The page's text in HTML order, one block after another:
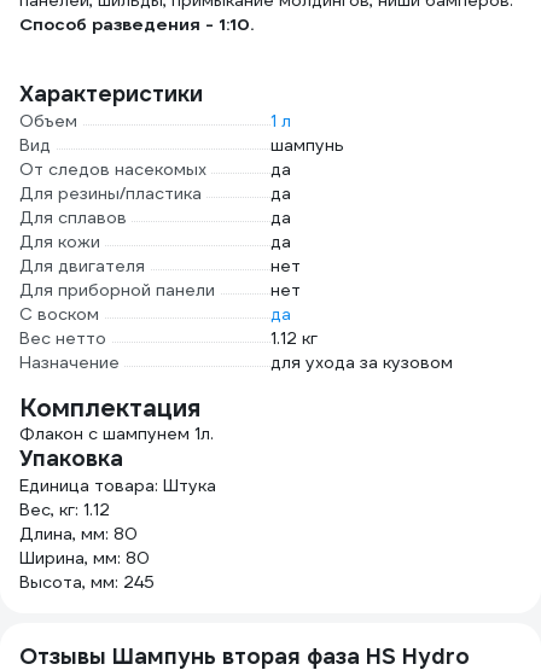
Способ разведения - 1:10.
Характеристики
Объем
1 л
Вид
шампунь
От следов насекомых
да
Для резины/пластика
да
Для сплавов
да
Для кожи
да
Для двигателя
нет
Для приборной панели
нет
С воском
да
Вес нетто
1.12 кг
Назначение
для ухода за кузовом
Комплектация
Флакон с шампунем 1л.
Упаковка
Единица товара: Штука
Вес, кг: 1.12
Длина, мм: 80
Ширина, мм: 80
Высота, мм: 245
Отзывы Шампунь вторая фаза HS Hydro